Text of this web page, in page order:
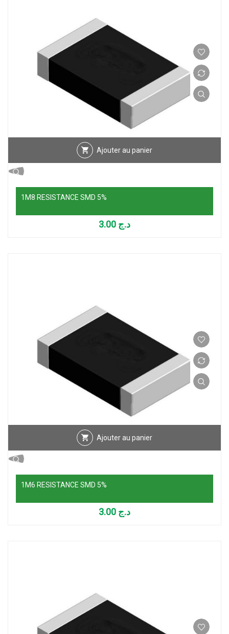
Ajouter au panier
1M8 RESISTANCE SMD 5%
د.ج
Ajouter au panier
1M6 RESISTANCE SMD 5%
د.ج